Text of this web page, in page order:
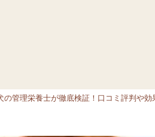
の管理栄養士が徹底検証！口コミ評判や効